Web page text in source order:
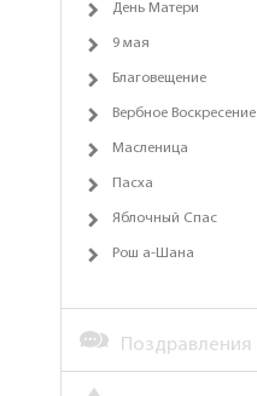
День Матери
9 мая
Благовещение
Вербное Воскресение
Масленица
Пасха
Яблочный Спас
Рош а-Шана
Поздравления